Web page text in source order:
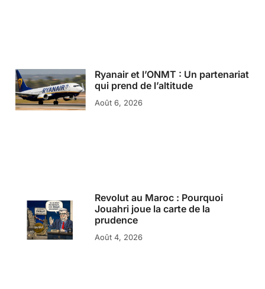
Ryanair et l’ONMT : Un partenariat
qui prend de l’altitude
Août 6, 2026
Revolut au Maroc : Pourquoi
Jouahri joue la carte de la
prudence
Août 4, 2026